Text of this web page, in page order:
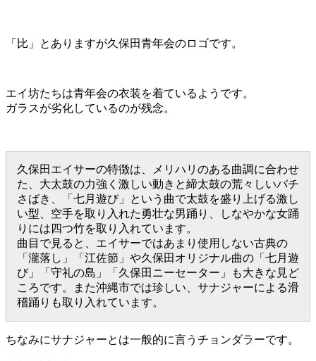
「比」とありますが久保田青年会のロゴです。
エイ坊たちは青年会の衣装を着ているようです。
ガラスが劣化しているのが残念。
久保田エイサーの特徴は、メリハリのある曲調に合わせ
た、大太鼓の力強く激しい動きと締太鼓の荒々しいバチ
さばき、「七月遊び」という曲で太鼓を盛り上げる激し
い型、空手を取り入れた勇壮な男踊り、しなやかな女踊
りには四つ竹を取り入れています。
曲目で見ると、エイサーではあまり使用しない古典の
「瀧落し」「江佐節」や久保田オリジナル曲の「七月遊
び」「守礼の島」「久保田ニーセーター」も大きな見ど
ころです。また沖縄市では珍しい、サナジャーによる滑
稽踊りも取り入れています。
ちなみにサナジャーとは一般的に言うチョンダラーです。